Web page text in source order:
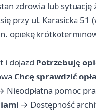
zdrowia lub sytuację
przy ul. Karasicka 51
opiekę
i dojazd Potrzebuję
Chcę sprawdzić
Nieodpłatna pomoc
→ Dostępność